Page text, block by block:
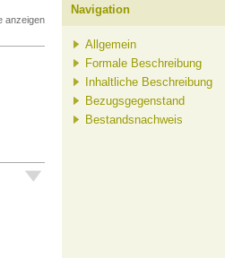
anzeigen
Navigation
Allgemein
Formale Beschreibung
Inhaltliche Beschreibung
Bezugsgegenstand
Bestandsnachweis